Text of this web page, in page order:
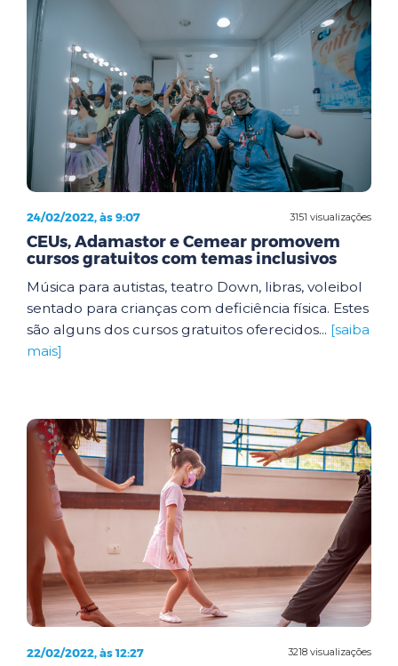
3151 visualizações
24/02/2022, às 9:07
CEUs, Adamastor e Cemear promovem
cursos gratuitos com temas inclusivos
Música para autistas, teatro Down, libras, voleibol
sentado para crianças com deficiência física. Estes
são alguns dos cursos gratuitos oferecidos... [saiba
mais]
3218 visualizações
22/02/2022, às 12:27